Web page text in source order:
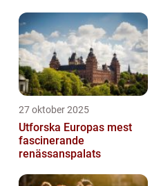
27 oktober 2025
Utforska Europas mest
fascinerande
renässanspalats